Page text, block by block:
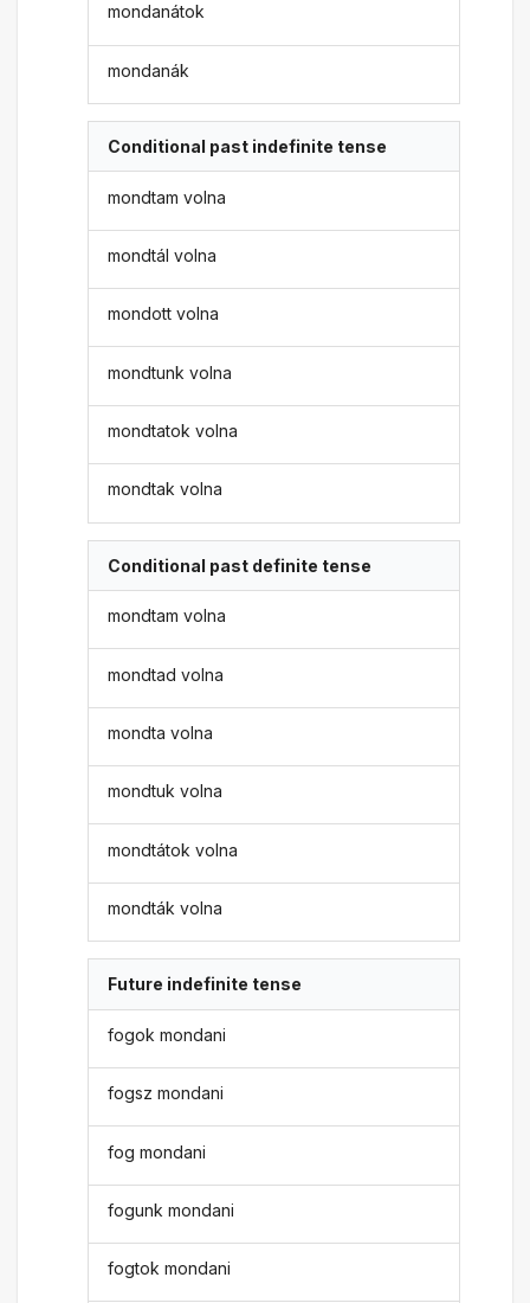
mondanátok
mondanák
Conditional past indefinite tense
mondtam volna
mondtál volna
mondott volna
mondtunk volna
mondtatok volna
mondtak volna
Conditional past definite tense
mondtam volna
mondtad volna
mondta volna
mondtuk volna
mondtátok volna
mondták volna
Future indefinite tense
fogok mondani
fogsz mondani
fog mondani
fogunk mondani
fogtok mondani